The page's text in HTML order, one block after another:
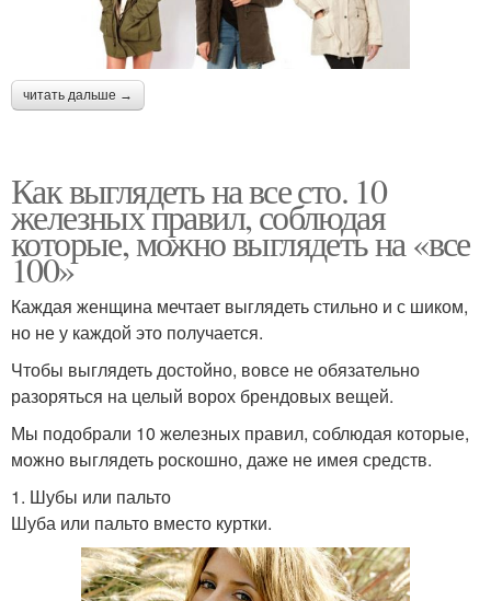
читать дальше →
Как выглядеть на все сто. 10
железных правил, соблюдая
которые, можно выглядеть на «все
100»
Каждая женщина мечтает выглядеть стильно и с шиком,
но не у каждой это получается.
Чтобы выглядеть достойно, вовсе не обязательно
разоряться на целый ворох брендовых вещей.
Мы подобрали 10 железных правил, соблюдая которые,
можно выглядеть роскошно, даже не имея средств.
1. Шубы или пальто
Шуба или пальто вместо куртки.